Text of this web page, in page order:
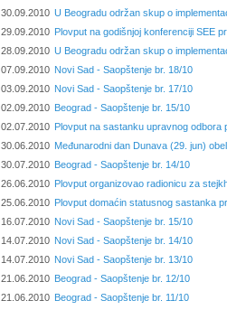
30.09.2010 U Beogradu održan skup o
29.09.2010 Plovput na godišnjoj konferenciji SEE
28.09.2010 U Beogradu održan skup o
07.09.2010 Novi Sad - Saopštenje br. 18/10
03.09.2010 Novi Sad - Saopštenje br. 17/10
02.09.2010 Beograd - Saopštenje br. 15/10
02.07.2010 Plovput na sastanku upravnog odbora
30.06.2010 Međunarodni dan Dunava (29. jun)
30.07.2010 Beograd - Saopštenje br. 14/10
26.06.2010 Plovput organizovao radionicu za
25.06.2010 Plovput domaćin statusnog sastanka
16.07.2010 Novi Sad - Saopštenje br. 15/10
14.07.2010 Novi Sad - Saopštenje br. 14/10
14.07.2010 Novi Sad - Saopštenje br. 13/10
21.06.2010 Beograd - Saopštenje br. 12/10
21.06.2010 Beograd - Saopštenje br. 11/10